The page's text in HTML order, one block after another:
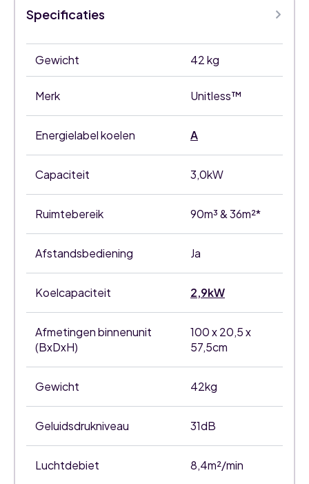
Specificaties
Gewicht 42 kg
Merk Unitless™
Energielabel koelen A
Capaciteit 3,0kW
Ruimtebereik 90m³ & 36m²*
Afstandsbediening Ja
Koelcapaciteit 2,9kW
Afmetingen binnenunit
(BxDxH)
100 x 20,5 x
57,5cm
Gewicht 42kg
Geluidsdrukniveau 31dB
Luchtdebiet 8,4m²/min